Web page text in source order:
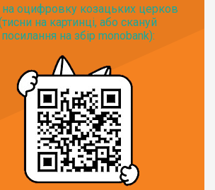
на оцифровку козацьких церков
на картинці, або скануй
посилання на збір monobank):